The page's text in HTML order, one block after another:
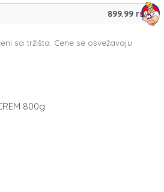
899.99 rsd
sa tržišta. Cene se osvežavaju
800g